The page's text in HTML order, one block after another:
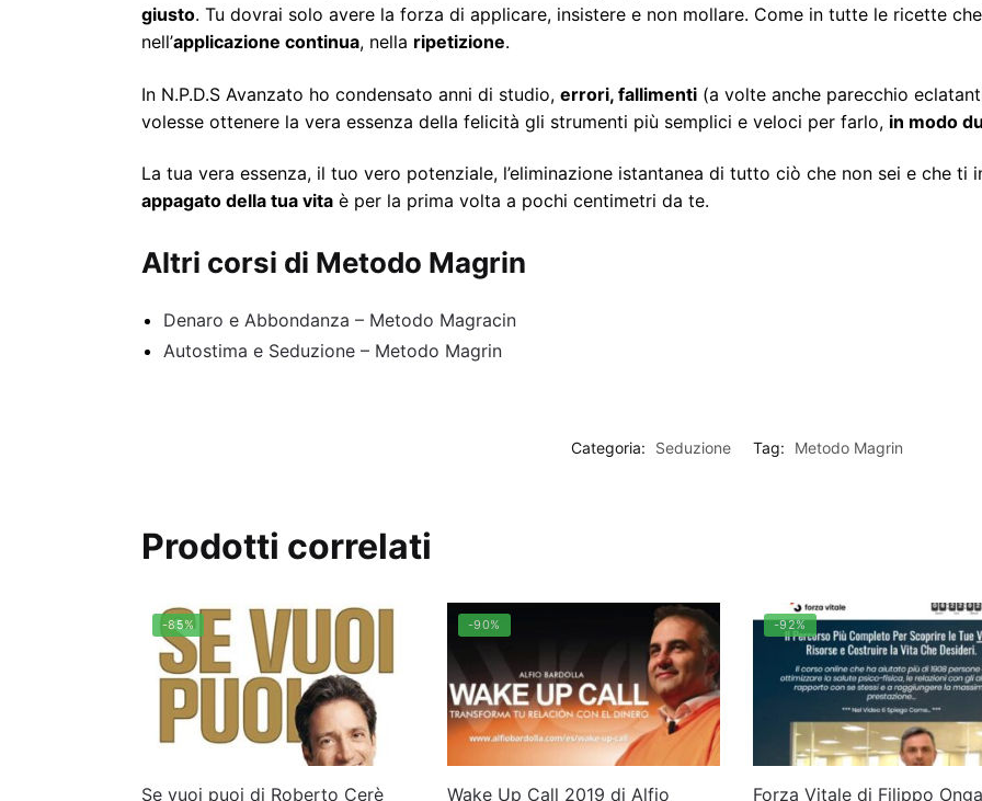
giusto. Tu dovrai solo avere la forza di applicare, insistere e non mollare. Come in tutte le ricette
nell’applicazione continua, nella ripetizione.
In N.P.D.S Avanzato ho condensato anni di studio, errori, fallimenti(a volte anche parecchio
volesse ottenere la vera essenza della felicità gli strumenti più semplici e veloci per farlo, in modo
La tua vera essenza, il tuo vero potenziale, l’eliminazione istantanea di tutto ciò che non sei e che ti
appagato della tua vitaè per la prima volta a pochi centimetri da te.
Altri corsi di Metodo Magrin
Denaro e Abbondanza – Metodo Magracin
Autostima e Seduzione – Metodo Magrin
Categoria: Seduzione Tag: Metodo Magrin
Prodotti correlati
-85%
Se vuoi puoi di Roberto Cerè
-90%
Wake Up Call 2019 di Alfio
-92%
Forza Vitale di Filippo